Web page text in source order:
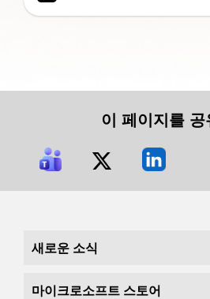
이 페이지를
새로운 소식
마이크로소프트 스토어